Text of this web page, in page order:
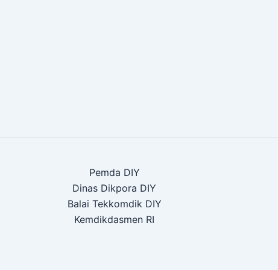
Pemda DIY
Dinas Dikpora DIY
Balai Tekkomdik DIY
Kemdikdasmen RI